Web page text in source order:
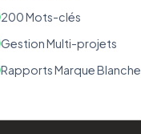
200 Mots-clés
Gestion Multi-projets
Rapports Marque Blanche